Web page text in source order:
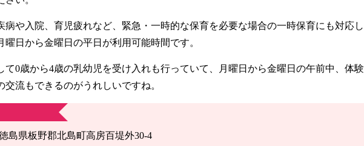
病や入院、育児疲れなど、緊急・一時的な保育を必要な場合の一時保育にも対応
曜日から金曜日の平日が利用可能時間です。
て0歳から4歳の乳幼児を受け入れも行っていて、月曜日から金曜日の午前中、体
交流もできるのがうれしいですね。
島県板野郡北島町高房百堤外30-4